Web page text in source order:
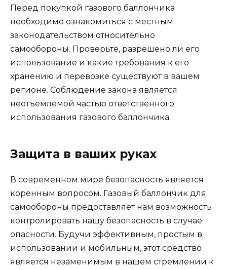
Перед покупкой газового баллончика
необходимо ознакомиться с местным
законодательством относительно
самообороны. Проверьте, разрешено ли его
использование и какие требования к его
хранению и перевозке существуют в вашем
регионе. Соблюдение закона является
неотъемлемой частью ответственного
использования газового баллончика.
Защита в ваших руках
В современном мире безопасность является
коренным вопросом. Газовый баллончик для
самообороны предоставляет нам возможность
контролировать нашу безопасность в случае
опасности. Будучи эффективным, простым в
использовании и мобильным, этот средство
является незаменимым в нашем стремлении к